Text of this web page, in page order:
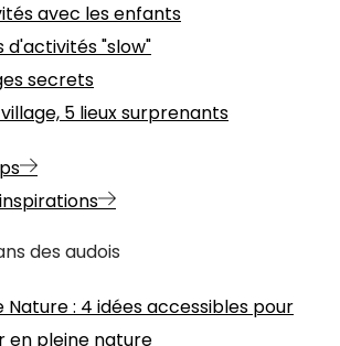
avec les enfants
d'activités "slow"
secrets
5 lieux surprenants
des audois
Nature: 4 idées accessibles pour
en pleine nature